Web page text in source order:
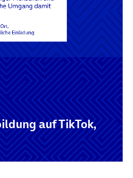
auf TikTok,